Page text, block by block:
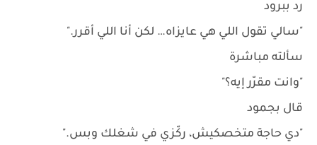
رد ببرود
"سالي تقول اللي هي عايزاه… لكن أنا اللي أقرر."
سألته مباشرة
"وانت مقرّر إيه؟"
قال بجمود
"دي حاجة متخصكيش، ركّزي في شغلك وبس."